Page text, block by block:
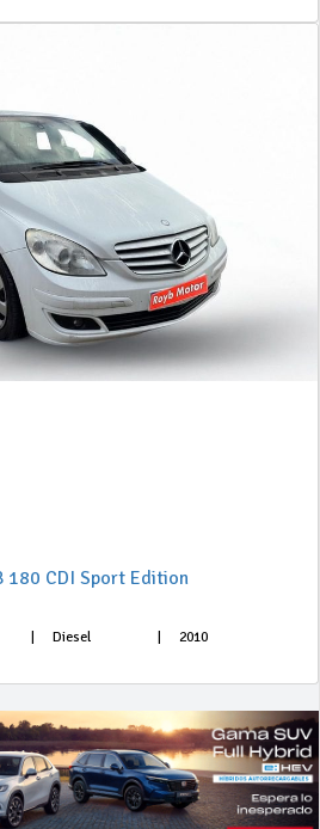
180 CDI Sport Edition
Diesel 2010